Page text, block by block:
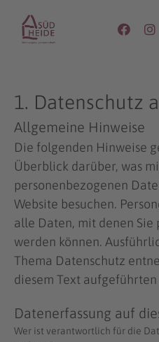
1. Datenschutz
Allgemeine Hinweise
Die folgenden Hinweise
Überblick darüber, was
personenbezogenen
Website besuchen.
alle Daten, mit denen
werden können.
Thema Datenschutz
diesem Text
Datenerfassung auf
Wer ist verantwortlich für die